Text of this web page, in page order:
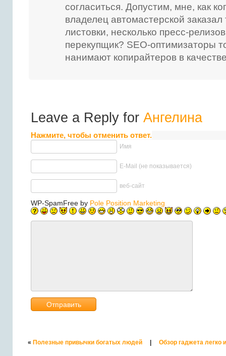
согласиться. Допустим, мне, как
владелец автомастерской заказал
листовки, несколько пресс-
перекупщик? SEO-оптимизаторы
нанимают копирайтеров в
Leave a Reply for Ангелина
Нажмите, чтобы отменить ответ.
Имя
E-Mail (не показывается)
веб-сайт
WP-SpamFree by Pole Position Marketing
« Полезные привычки богатых людей Обзор гаджета легко